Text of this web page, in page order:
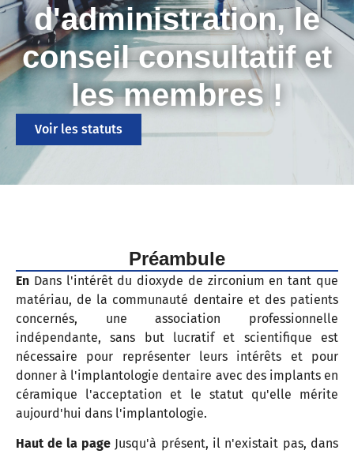
d'administration, le
conseil consultatif et
les membres !
Voir les statuts
Préambule
En Dans l'intérêt du dioxyde de zirconium en tant que
matériau, de la communauté dentaire et des patients
concernés, une association professionnelle
indépendante, sans but lucratif et scientifique est
nécessaire pour représenter leurs intérêts et pour
donner à l'implantologie dentaire avec des implants en
céramique l'acceptation et le statut qu'elle mérite
aujourd'hui dans l'implantologie.
Haut de la page Jusqu'à présent, il n'existait pas, dans